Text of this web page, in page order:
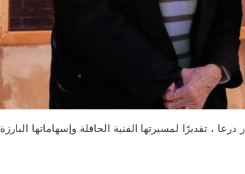
، تقديرًا لمسيرتها الفنية الحافلة وإسهاماتها البارزة